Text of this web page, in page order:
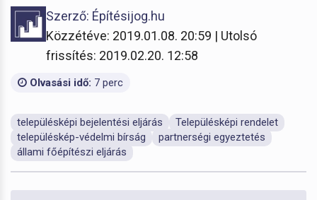
Szerző: Építésijog.hu
Közzétéve: 2019.01.08. 20:59 | Utolsó
frissítés: 2019.02.20. 12:58
Olvasási idő: 7 perc
településképi bejelentési eljárás
Településképi rendelet
településkép-védelmi bírság
partnerségi egyeztetés
állami főépítészi eljárás